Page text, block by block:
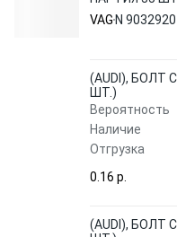
VAG N
(AUDI), БОЛТ
ШТ.)
Вероятность
Наличие
Отгрузка
0.16 p.
(AUDI), БОЛТ